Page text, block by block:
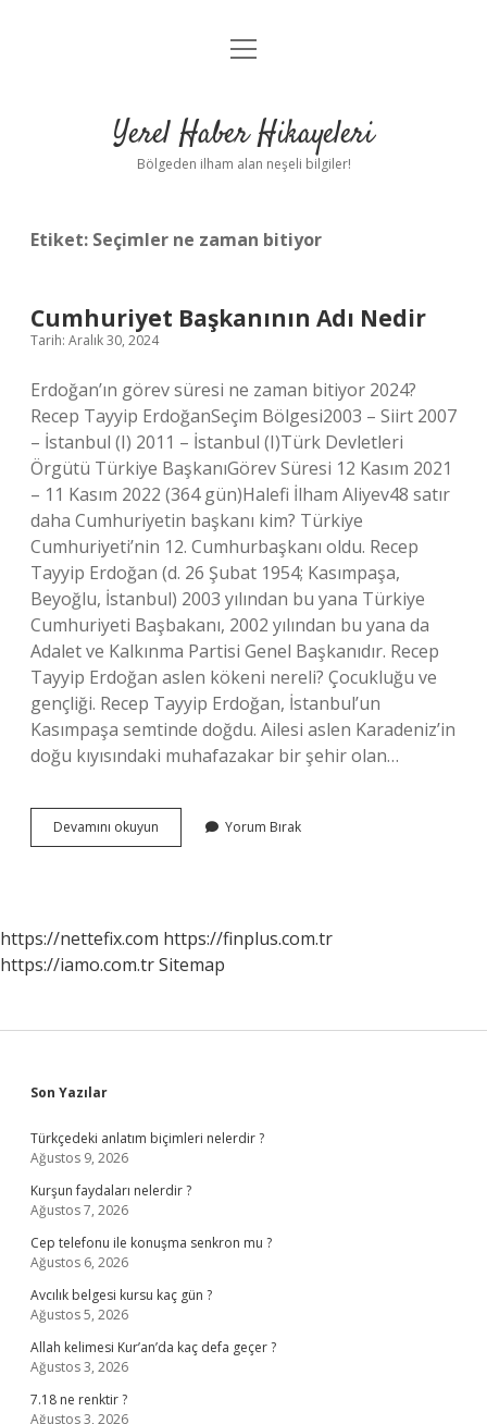
Anasayfa
Yasal Uyarı
menüyü
Yerel Haber Hikayeleri
Bölgeden ilham alan neşeli bilgiler!
Etiket: Seçimler ne zaman bitiyor
Cumhuriyet Başkanının Adı Nedir
Tarih: Aralık 30, 2024
Erdoğan’ın görev süresi ne zaman bitiyor 2024?
Recep Tayyip ErdoğanSeçim Bölgesi2003 – Siirt 2007
– İstanbul (I) 2011 – İstanbul (I)Türk Devletleri
Örgütü Türkiye BaşkanıGörev Süresi 12 Kasım 2021
– 11 Kasım 2022 (364 gün)Halefi İlham Aliyev48 satır
daha Cumhuriyetin başkanı kim? Türkiye
Cumhuriyeti’nin 12. Cumhurbaşkanı oldu. Recep
Tayyip Erdoğan (d. 26 Şubat 1954; Kasımpaşa,
Beyoğlu, İstanbul) 2003 yılından bu yana Türkiye
Cumhuriyeti Başbakanı, 2002 yılından bu yana da
Adalet ve Kalkınma Partisi Genel Başkanıdır. Recep
Tayyip Erdoğan aslen kökeni nereli? Çocukluğu ve
gençliği. Recep Tayyip Erdoğan, İstanbul’un
Kasımpaşa semtinde doğdu. Ailesi aslen Karadeniz’in
doğu kıyısındaki muhafazakar bir şehir olan…
Devamını okuyun Cumhuriyet
Başkanının
Yorum Bırak
https://nettefix.com https://finplus.com.tr
https://iamo.com.trSitemap
Sidebar
Son Yazılar
Türkçedeki anlatım biçimleri nelerdir ?
Ağustos 9, 2026
Kurşun faydaları nelerdir ?
Ağustos 7, 2026
Cep telefonu ile konuşma senkron mu ?
Ağustos 6, 2026
Avcılık belgesi kursu kaç gün ?
Ağustos 5, 2026
Allah kelimesi Kur’an’da kaç defa geçer ?
Ağustos 3, 2026
7.18 ne renktir ?
Ağustos 3, 2026